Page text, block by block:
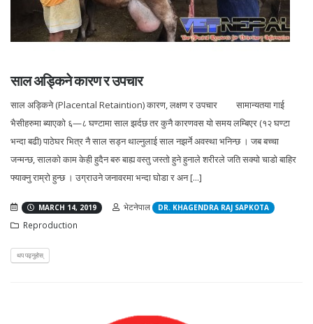
साल अड्किने कारण र उपचार
साल अड्किने (Placental Retaintion) कारण, लक्षण र उपचार सामान्यतया गाई
भैसीहरुमा ब्याएको ६—८ घण्टामा साल झर्दछ तर कुनै कारणवस यो समय लम्बिएर (१२ घण्टा
भन्दा बढी) पाठेघर भित्र नै साल सड्न थाल्नुलाई साल नझर्ने अवस्था भनिन्छ । जब बच्चा
जन्मन्छ, सालको काम केही हुदैन बरु बाह्य वस्तु जस्तो हुने हुनाले शरीरले जति सक्यो चाडो बाहिर
फ्याक्नु राम्रो हुन्छ । उग्राउने जनावरमा भन्दा घोडा र अन [...]
MARCH 14, 2019 भेटनेपाल DR. KHAGENDRA RAJ SAPKOTA
Reproduction
थप पढ्नुहोस्